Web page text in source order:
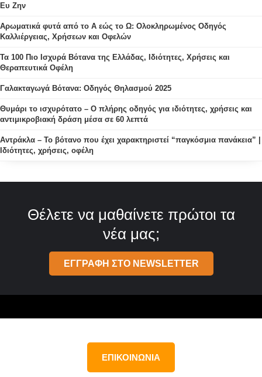
Ευ Ζην
Αρωματικά φυτά από το Α εώς το Ω: Ολοκληρωμένος Οδηγός
Καλλιέργειας, Χρήσεων και Οφελών
Τα 100 Πιο Ισχυρά Βότανα της Ελλάδας, Ιδιότητες, Χρήσεις και
Θεραπευτικά Οφέλη
Γαλακταγωγά Βότανα: Οδηγός Θηλασμού 2025
Θυμάρι το ισχυρότατο – Ο πλήρης οδηγός για ιδιότητες, χρήσεις και
αντιμικροβιακή δράση μέσα σε 60 λεπτά
Αντράκλα – Το βότανο που έχει χαρακτηριστεί “παγκόσμια πανάκεια” |
Ιδιότητες, χρήσεις, οφέλη
Θέλετε να μαθαίνετε πρώτοι τα
νέα μας;
ΕΓΓΡΑΦΗ ΣΤΟ NEWSLETTER
ΕΠΙΚΟΙΝΩΝΙΑ